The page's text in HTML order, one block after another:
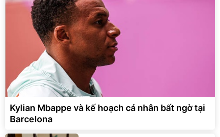
Kylian Mbappe và kế hoạch cá nhân bất ngờ tại
Barcelona